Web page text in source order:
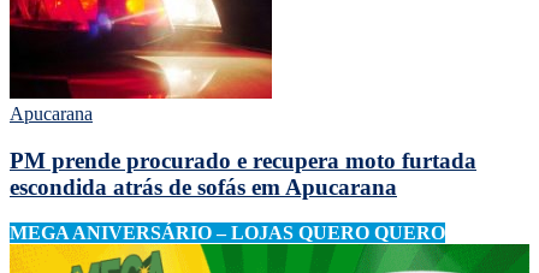
Apucarana
PM prende procurado e recupera moto furtada
escondida atrás de sofás em Apucarana
MEGA ANIVERSÁRIO – LOJAS QUERO QUERO